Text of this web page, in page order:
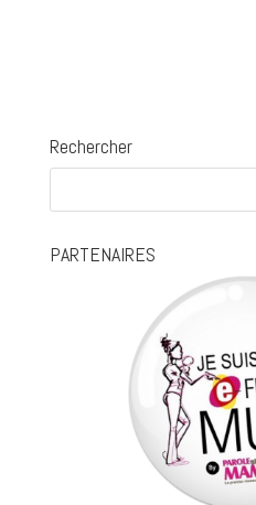
Rechercher
PARTENAIRES